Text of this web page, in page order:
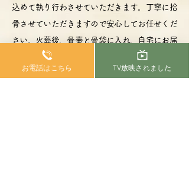
込めて執り行わさせていただきます。丁寧に拾
骨させていただきますので安心してお任せくだ
さい。火葬後、骨壷と骨袋に入れ、自宅にお届
けします。
両プランとも、分骨や粉骨などのご要望も承り
お電話はこちら TV放映されました